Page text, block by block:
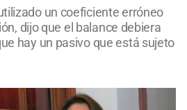
un coeficiente erróneo
dijo que el balance debiera
hay un pasivo que está sujeto